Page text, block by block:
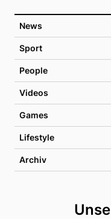
News
Sport
People
Videos
Games
Lifestyle
Archiv